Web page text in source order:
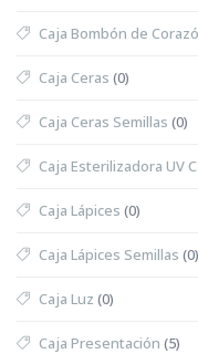
Caja Bombón de
Caja Ceras (0)
Caja Ceras Semillas (0)
Caja Esterilizadora UV
Caja Lápices (0)
Caja Lápices Semillas (0)
Caja Luz (0)
Caja Presentación (5)